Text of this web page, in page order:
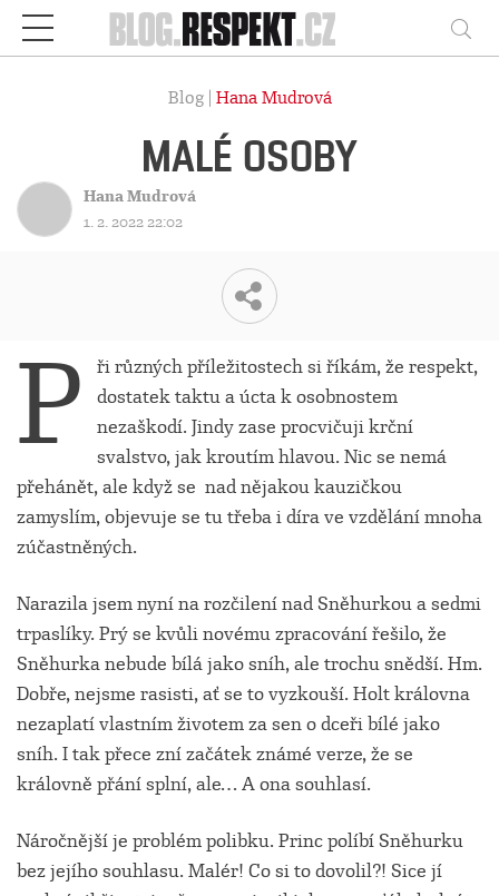
Respekt
Blog | Hana Mudrová
MALÉ OSOBY
Hana Mudrová
1. 2. 2022 22:02
P
ři různých příležitostech si říkám, že respekt,
dostatek taktu a úcta k osobnostem
nezaškodí. Jindy zase procvičuji krční
svalstvo, jak kroutím hlavou. Nic se nemá
přehánět, ale když se nad nějakou kauzičkou
zamyslím, objevuje se tu třeba i díra ve vzdělání mnoha
zúčastněných.
Narazila jsem nyní na rozčilení nad Sněhurkou a sedmi
trpaslíky. Prý se kvůli novému zpracování řešilo, že
Sněhurka nebude bílá jako sníh, ale trochu snědší. Hm.
Dobře, nejsme rasisti, ať se to vyzkouší. Holt královna
nezaplatí vlastním životem za sen o dceři bílé jako
sníh. I tak přece zní začátek známé verze, že se
královně přání splní, ale… A ona souhlasí.
Náročnější je problém polibku. Princ políbí Sněhurku
bez jejího souhlasu. Malér! Co si to dovolil?! Sice jí